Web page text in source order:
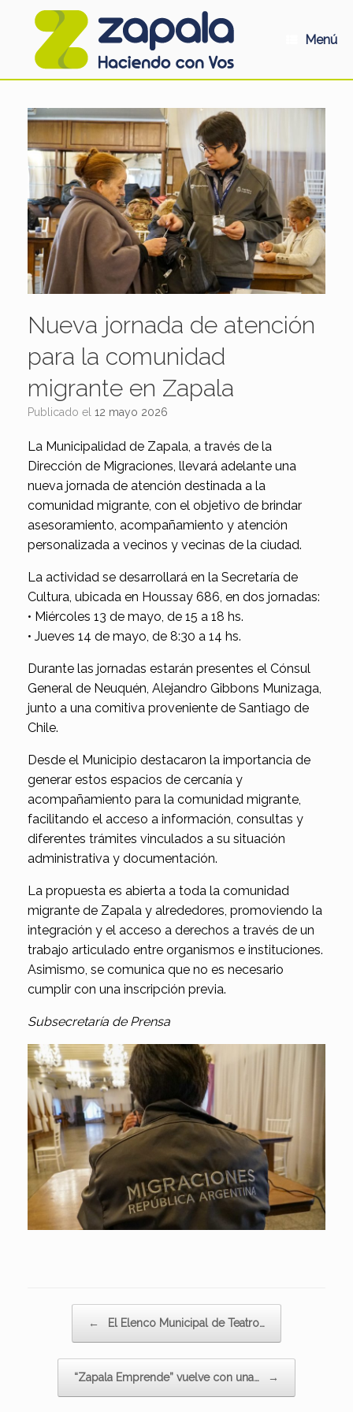
Menú
Nueva jornada de atención
para la comunidad
migrante en Zapala
Publicado el 12 mayo 2026
La Municipalidad de Zapala, a través de la
Dirección de Migraciones, llevará adelante una
nueva jornada de atención destinada a la
comunidad migrante, con el objetivo de brindar
asesoramiento, acompañamiento y atención
personalizada a vecinos y vecinas de la ciudad.
La actividad se desarrollará en la Secretaría de
Cultura, ubicada en Houssay 686, en dos jornadas:
• Miércoles 13 de mayo, de 15 a 18 hs.
• Jueves 14 de mayo, de 8:30 a 14 hs.
Durante las jornadas estarán presentes el Cónsul
General de Neuquén, Alejandro Gibbons Munizaga,
junto a una comitiva proveniente de Santiago de
Chile.
Desde el Municipio destacaron la importancia de
generar estos espacios de cercanía y
acompañamiento para la comunidad migrante,
facilitando el acceso a información, consultas y
diferentes trámites vinculados a su situación
administrativa y documentación.
La propuesta es abierta a toda la comunidad
migrante de Zapala y alrededores, promoviendo la
integración y el acceso a derechos a través de un
trabajo articulado entre organismos e instituciones.
Asimismo, se comunica que no es necesario
cumplir con una inscripción previa.
Subsecretaría de Prensa
← El Elenco Municipal de Teatro…
“Zapala Emprende” vuelve con una… →